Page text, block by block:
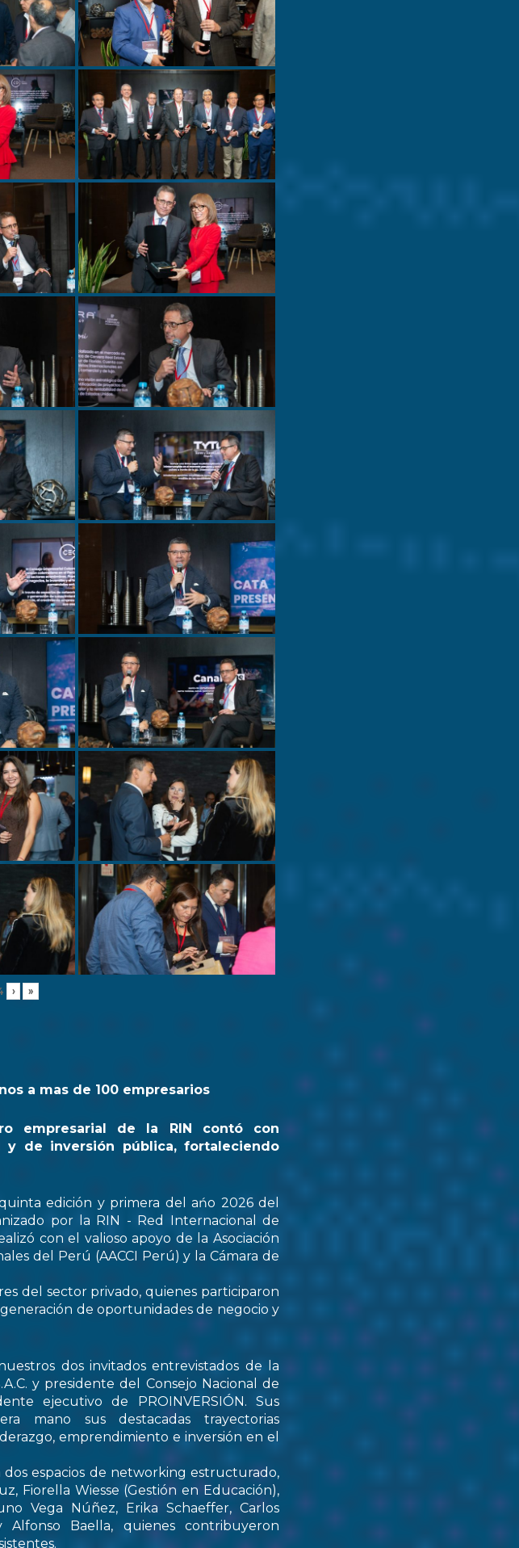
› »
a mas de 100 empresarios
empresarial de la RIN contó con
y de inversión pública, fortaleciendo
edición y primera del ańo 2026 del
por la RIN - Red Internacional de
con el valioso apoyo de la Asociación
del Perú (AACCI Perú) y la Cámara de
del sector privado, quienes participaron
de oportunidades de negocio y
dos invitados entrevistados de la
y presidente del Consejo Nacional de
ejecutivo de PROINVERSIÓN. Sus
mano sus destacadas trayectorias
emprendimiento e inversión en el
espacios de networking estructurado,
Fiorella Wiesse (Gestión en Educación),
Vega Núñez, Erika Schaeffer, Carlos
Baella, quienes contribuyeron